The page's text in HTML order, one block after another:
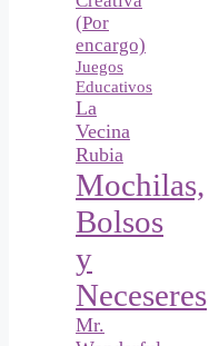
(Por
encargo)
Juegos
Educativos
La
Vecina
Rubia
Mochilas,
Bolsos
y
Neceseres
Mr.